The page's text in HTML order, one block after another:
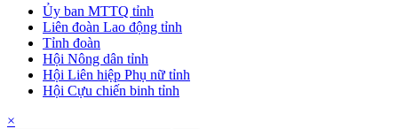
Ủy ban MTTQ tỉnh
Liên đoàn Lao động tỉnh
Tỉnh đoàn
Hội Nông dân tỉnh
Hội Liên hiệp Phụ nữ tỉnh
Hội Cựu chiến binh tỉnh
×